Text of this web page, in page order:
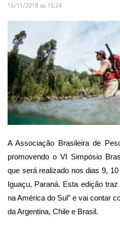
16/11/2018 as 15:24
A Associação Brasileira de
promovendo o VI Simpósio
que será realizado nos dias 9,
Iguaçu, Paraná. Esta edição
na América do Sul” e vai contar
da Argentina, Chile e Brasil.